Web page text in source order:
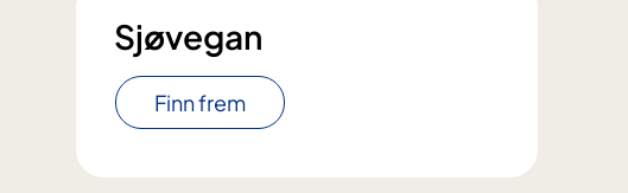
Sjøvegan
Finn frem